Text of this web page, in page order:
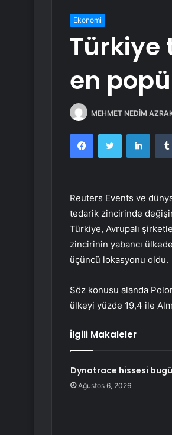
Ekonomi
Türkiye
en
MEHMET NEDİM
FacebookTwitter
Reuters Events ve
tedarik zincirinde
Türkiye, Avrupalı
zincirinin yabancı
üçüncü lokasyonu oldu.
Söz konusu alanda
ülkeyi yüzde 19,4 ile
İlgili Makaleler
Dynatrace hissesi
Ağustos 6, 2026